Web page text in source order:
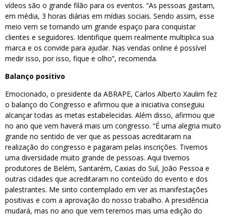
vídeos são o grande filão para os eventos. “As pessoas gastam,
em média, 3 horas diárias em mídias sociais. Sendo assim, esse
meio vem se tornando um grande espaço para conquistar
clientes e seguidores. Identifique quem realmente multiplica sua
marca e os convide para ajudar. Nas vendas online é possível
medir isso, por isso, fique e olho”, recomenda.
Balanço positivo
Emocionado, o presidente da ABRAPE, Carlos Alberto Xaulim fez
o balanço do Congresso e afirmou que a iniciativa conseguiu
alcançar todas as metas estabelecidas. Além disso, afirmou que
no ano que vem haverá mais um congresso. “É uma alegria muito
grande no sentido de ver que as pessoas acreditaram na
realização do congresso e pagaram pelas inscrições. Tivemos
uma diversidade muito grande de pessoas. Aqui tivemos
produtores de Belém, Santarém, Caxias do Sul, João Pessoa e
outras cidades que acreditaram no conteúdo do evento e dos
palestrantes. Me sinto contemplado em ver as manifestações
positivas e com a aprovação do nosso trabalho. A presidência
mudará, mas no ano que vem teremos mais uma edição do